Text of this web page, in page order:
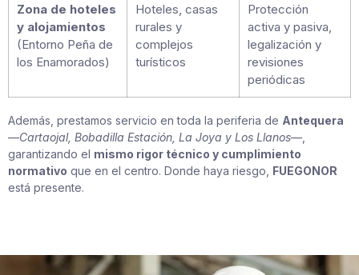
Zona de hoteles
y alojamientos
(Entorno Peña de
los Enamorados)
Hoteles, casas
rurales y
complejos
turísticos
Protección
activa y pasiva,
legalización y
revisiones
periódicas
Además, prestamos servicio en toda la periferia de Antequera
—Cartaojal, Bobadilla Estación, La Joya y Los Llanos—,
garantizando el mismo rigor técnico y cumplimiento
normativo que en el centro. Donde haya riesgo, FUEGONOR
está presente.